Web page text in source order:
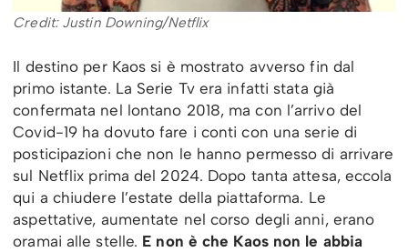
Credit: Justin Downing/Netflix
Il destino per Kaos si è mostrato avverso fin dal
primo istante. La Serie Tv era infatti stata già
confermata nel lontano 2018, ma con l’arrivo del
Covid-19 ha dovuto fare i conti con una serie di
posticipazioni che non le hanno permesso di arrivare
sul Netflix prima del 2024. Dopo tanta attesa, eccola
qui a chiudere l’estate della piattaforma. Le
aspettative, aumentate nel corso degli anni, erano
oramai alle stelle. E non è che Kaos non le abbia